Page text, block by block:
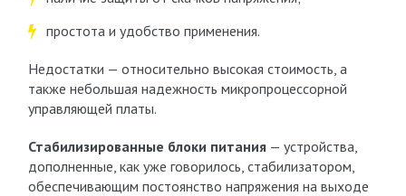
простота и удобство применения.
Недостатки — относительно высокая стоимость, а
также небольшая надежность микропроцессорной
управляющей платы.
Стабилизированные блоки питания— устройства,
дополненные, как уже говорилось, стабилизатором,
обеспечивающим постоянство напряжения на выходе